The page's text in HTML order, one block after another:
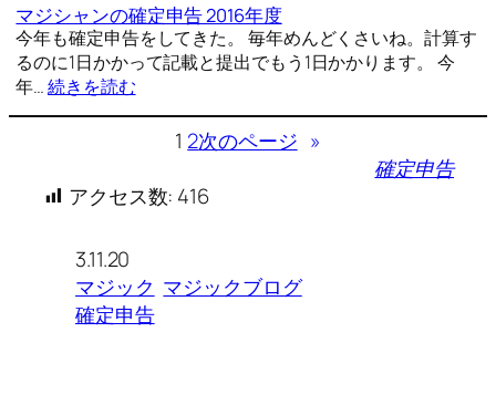
マジシャンの確定申告 2016年度
今年も確定申告をしてきた。 毎年めんどくさいね。計算す
るのに1日かかって記載と提出でもう1日かかります。 今
年…続きを読む
1 2次のページ »
確定申告
アクセス数: 416
3.11.20
マジック マジックブログ
確定申告